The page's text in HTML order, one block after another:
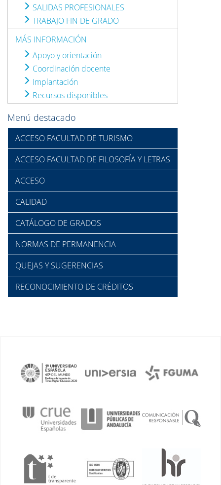
SALIDAS PROFESIONALES
TRABAJO FIN DE GRADO
MÁS INFORMACIÓN
Apoyo y orientación
Coordinación docente
Implantación
Recursos disponibles
Menú destacado
ACCESO FACULTAD DE TURISMO
ACCESO FACULTAD DE FILOSOFÍA Y LETRAS
ACCESO
CALIDAD
CATÁLOGO DE GRADOS
NORMAS DE PERMANENCIA
QUEJAS Y SUGERENCIAS
RECONOCIMIENTO DE CRÉDITOS